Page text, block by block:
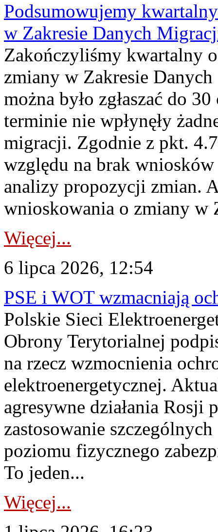
Podsumowujemy
w Zakresie Danych
Zakończyliśmy kwartalny
zmiany w Zakresie
można było zgłaszać do
terminie nie wpłynęły
migracji. Zgodnie z pkt.
względu na brak
analizy propozycji zmian.
wnioskowania o zmiany w
Więcej...
6 lipca 2026, 12:54
PSE i WOT wzmacniają
Polskie Sieci
Obrony Terytorialnej
na rzecz wzmocnienia
elektroenergetycznej.
agresywne działania Rosji
zastosowanie
poziomu fizycznego
To jeden...
Więcej...